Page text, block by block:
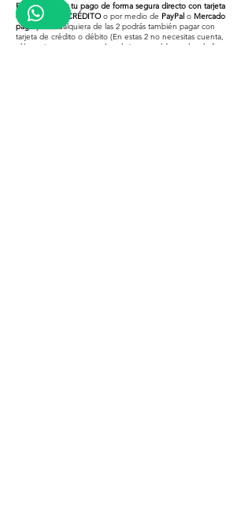
Puedes realizar tu pago de forma segura directo con tarjeta
de DÉBITO O CRÉDITOo por medio de PayPal o Mercado
pago
y en cualquiera de las 2 podrás también pagar con
tarjeta de crédito o débito (En estas 2 no necesitas cuenta,
sólo registras un correo electrónico y podrás usarlos de forma